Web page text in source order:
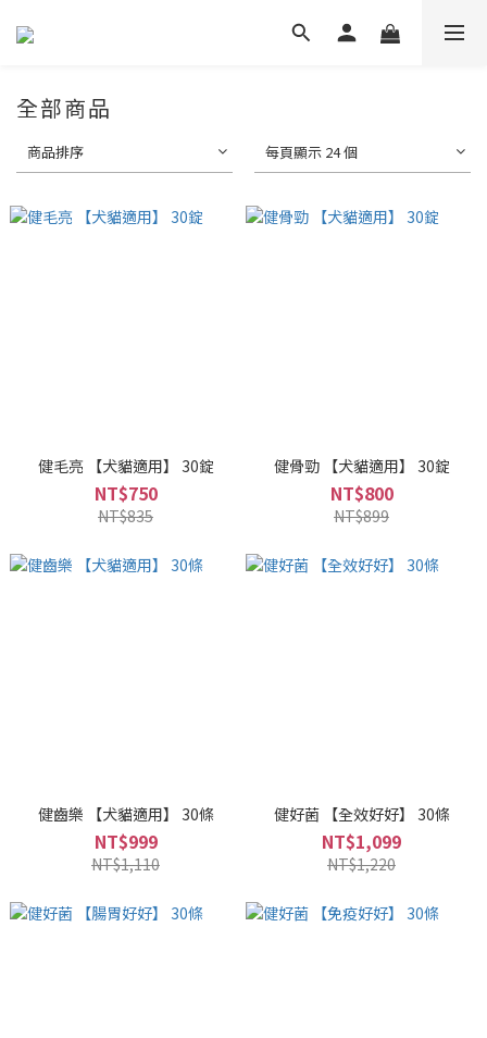
全部商品
商品排序 每頁顯示 24 個
健毛亮 【犬貓適用】 30錠
NT$750
NT$835
健骨勁 【犬貓適用】 30錠
NT$800
NT$899
健齒樂 【犬貓適用】 30條
NT$999
NT$1,110
健好菌 【全效好好】 30條
NT$1,099
NT$1,220